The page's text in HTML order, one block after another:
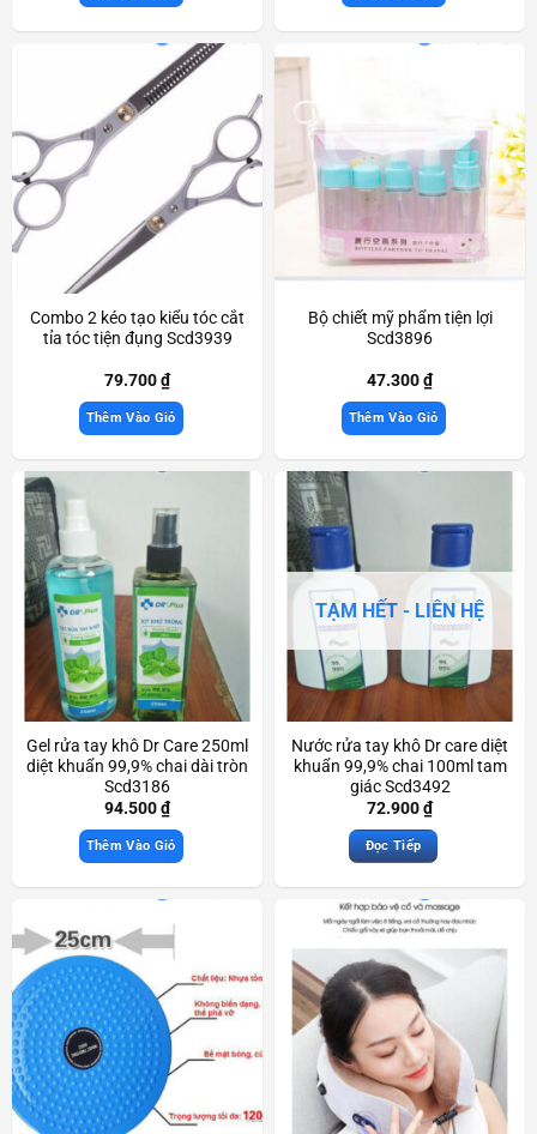
Combo 2 kéo tạo kiểu tóc cắt
tỉa tóc tiện đụng Scd3939
79.700₫
Thêm Vào Giỏ
Bộ chiết mỹ phẩm tiện lợi
Scd3896
47.300₫
Thêm Vào Giỏ
Gel rửa tay khô Dr Care 250ml
diệt khuẩn 99,9% chai dài tròn
Scd3186
94.500₫
Thêm Vào Giỏ
TẠM HẾT - LIÊN HỆ
Nước rửa tay khô Dr care diệt
khuẩn 99,9% chai 100ml tam
giác Scd3492
72.900₫
Đọc Tiếp